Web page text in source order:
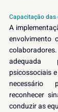
Capacitação das
A
envolvimento
adequada
psicossociais
necessário
reconhecer
conduzir as